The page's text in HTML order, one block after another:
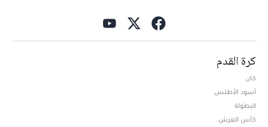
كرة القدم
كان
أسود الأطلس
البطولة
كأس العرش